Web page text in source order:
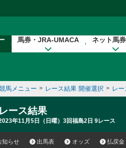
馬券・JRA-UMACA ネット馬
馬メニュー > レース結果 開催選択 > レ
レース結果
年11月5日（日曜）3回福島2日 9レース
知らせ 出馬表 オッズ 払戻金